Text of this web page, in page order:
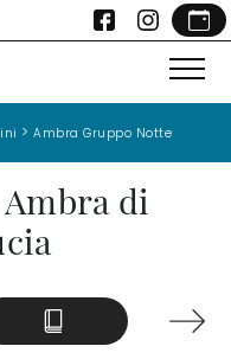
>Ambra Gruppo Notte
di